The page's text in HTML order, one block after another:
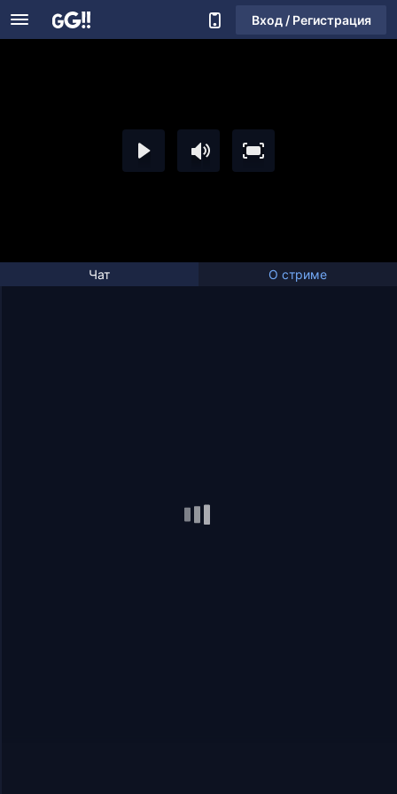
Вход / Регистрация
Чат О стриме